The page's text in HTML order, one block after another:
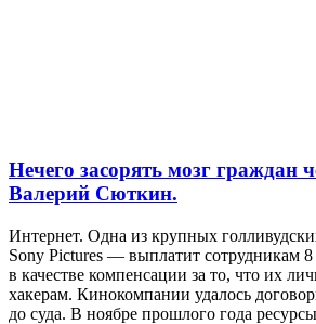
Нечего засорять мозг граждан
Валерий Сюткин.
Интернет. Одна из крупных
Sony Pictures — выплатит сотрудникам
в качестве компенсации за то, что их
хакерам. Кинокомпании удалось
до суда. В ноябре прошлого года